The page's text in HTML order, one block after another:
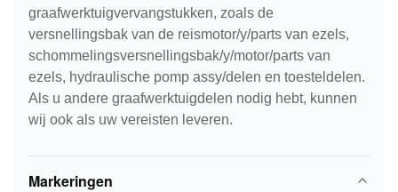
graafwerktuigvervangstukken, zoals de
versnellingsbak van de reismotor/y/parts van ezels,
schommelingsversnellingsbak/y/motor/parts van
ezels, hydraulische pomp assy/delen en toesteldelen.
Als u andere graafwerktuigdelen nodig hebt, kunnen
wij ook als uw vereisten leveren.
Markeringen